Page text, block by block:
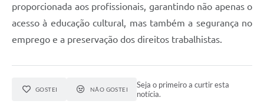
proporcionada aos profissionais, garantindo não apenas o
acesso à educação cultural, mas também a segurança no
emprego e a preservação dos direitos trabalhistas.
GOSTEI NÃO GOSTEI
Seja o primeiro a curtir esta
notícia.